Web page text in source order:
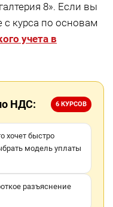
8». Если вы
курса по основам
учета в
НДС: 6 КУРСОВ
хочет быстро
модель уплаты
разъяснение